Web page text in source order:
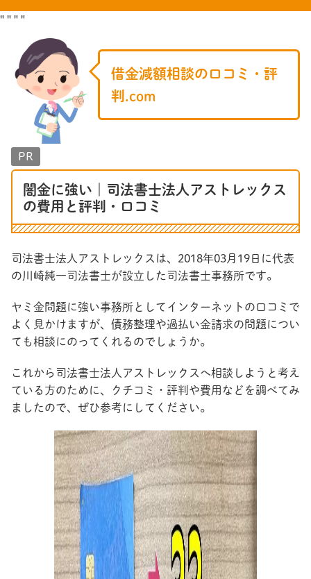
" " " "
借金減額相談の口コミ・評
判.com
PR
闇金に強い｜司法書士法人アストレックス
の費用と評判・口コミ
司法書士法人アストレックスは、2018年03月19日に代表
の川崎純一司法書士が設立した司法書士事務所です。
ヤミ金問題に強い事務所としてインターネットの口コミで
よく見かけますが、債務整理や過払い金請求の問題につい
ても相談にのってくれるのでしょうか。
これから司法書士法人アストレックスへ相談しようと考え
ている方のために、クチコミ・評判や費用などを調べてみ
ましたので、ぜひ参考にしてください。